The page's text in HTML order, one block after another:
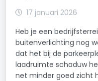
17 januari 2026
Heb je een
buitenverlichting nog
dat het bij de
laadruimte schaduw
net minder goed zicht